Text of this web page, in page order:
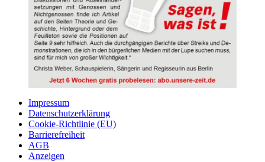
Impressum
Datenschutzerklärung
Cookie-Richtlinie (EU)
Barrierefreiheit
AGB
Anzeigen